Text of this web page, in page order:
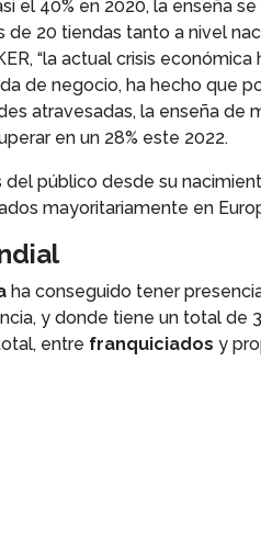
el 40% en 2020, la enseña
20 tiendas tanto a nivel
“la actual crisis
de negocio, ha hecho que
atravesadas, la enseña
en un 28% este 2022.
público desde su
mayoritariamente en
ha conseguido tener
y donde tiene un total
entre franquiciados y